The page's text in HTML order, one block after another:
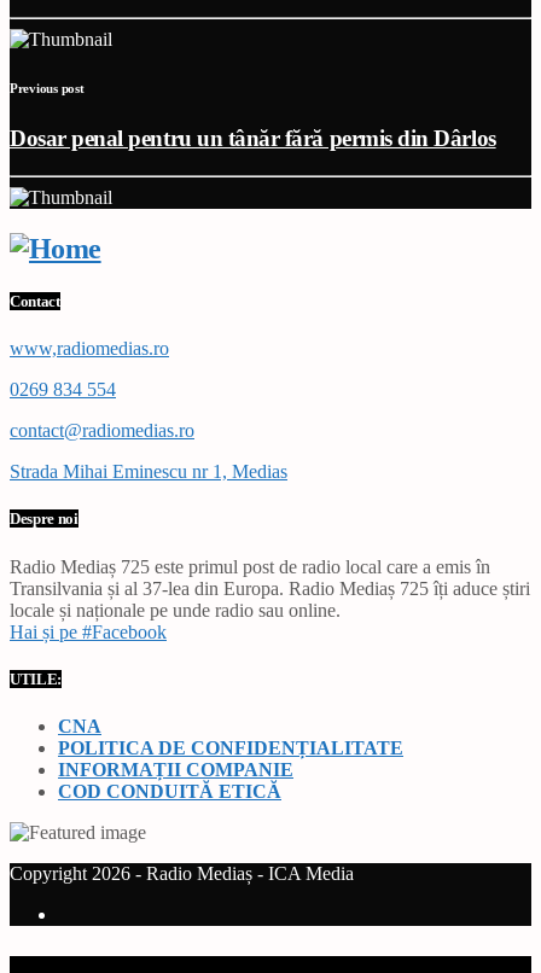
Previous post
Dosar penal pentru un tânăr fără permis din Dârlos
Contact
www,radiomedias.ro
0269 834 554
contact@radiomedias.ro
Strada Mihai Eminescu nr 1, Medias
Despre noi
Radio Mediaș 725 este primul post de radio local care a emis în
Transilvania și al 37-lea din Europa. Radio Mediaș 725 îți aduce știri
locale și naționale pe unde radio sau online.
Hai și pe #Facebook
UTILE:
CNA
POLITICA DE CONFIDENȚIALITATE
INFORMAȚII COMPANIE
COD CONDUITĂ ETICĂ
Copyright 2026 - Radio Mediaș - ICA Media